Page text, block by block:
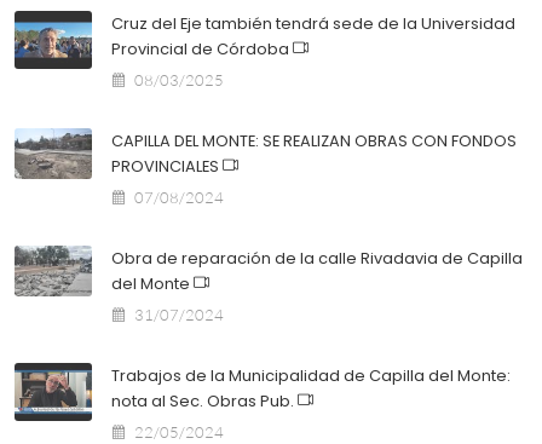
Cruz del Eje también tendrá sede de la Universidad
Provincial de Córdoba
08/03/2025
CAPILLA DEL MONTE: SE REALIZAN OBRAS CON FONDOS
PROVINCIALES
07/08/2024
Obra de reparación de la calle Rivadavia de Capilla
del Monte
31/07/2024
Trabajos de la Municipalidad de Capilla del Monte:
nota al Sec. Obras Pub.
22/05/2024